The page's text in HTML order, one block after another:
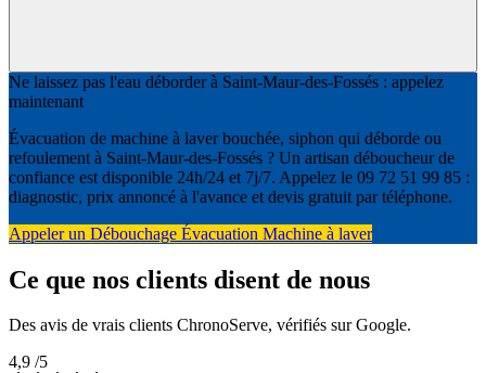
Ne laissez pas l'eau déborder à Saint-Maur-des-Fossés : appelez
maintenant
Évacuation de machine à laver bouchée, siphon qui déborde ou
refoulement à Saint-Maur-des-Fossés ? Un artisan déboucheur de
confiance est disponible 24h/24 et 7j/7. Appelez le 09 72 51 99 85 :
diagnostic, prix annoncé à l'avance et devis gratuit par téléphone.
Appeler un Débouchage Évacuation Machine à laver
Ce que nos clients disent de nous
Des avis de vrais clients ChronoServe, vérifiés sur Google.
4,9 /5